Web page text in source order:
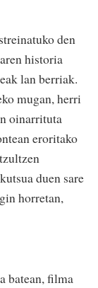
den
historia
lan berriak.
mugan, herri
oinarrituta
eroritako
duen sare
horretan,
batean, filma